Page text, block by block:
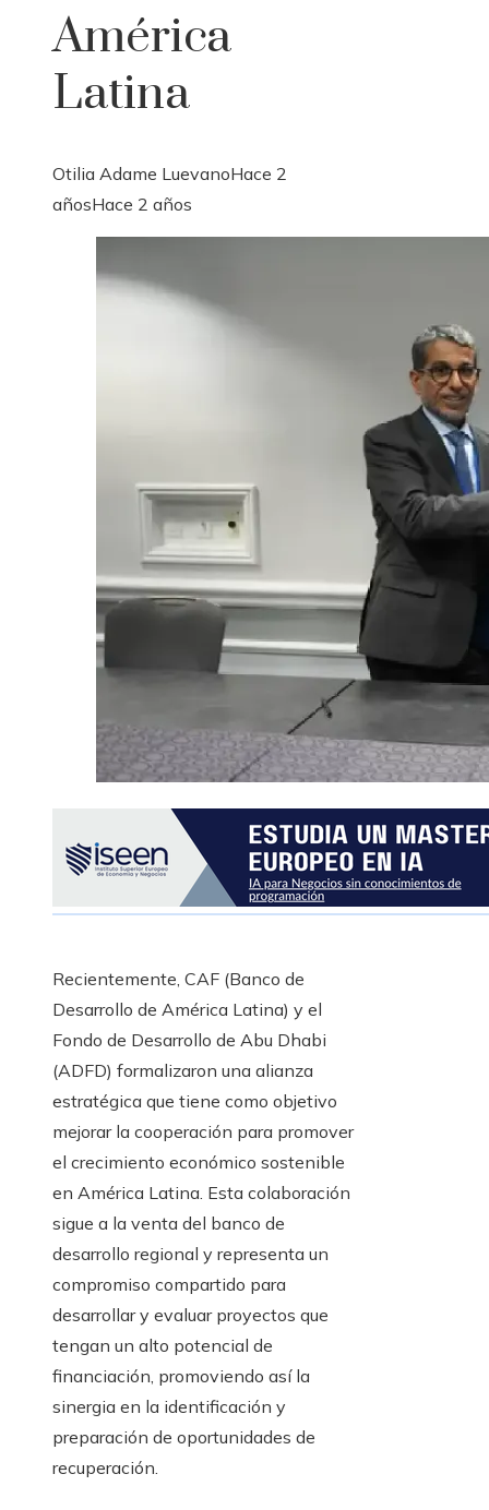
América
Latina
Otilia Adame LuevanoHace 2
añosHace 2 años
Recientemente, CAF (Banco de
Desarrollo de América Latina) y el
Fondo de Desarrollo de Abu Dhabi
(ADFD) formalizaron una alianza
estratégica que tiene como objetivo
mejorar la cooperación para promover
el crecimiento económico sostenible
en América Latina. Esta colaboración
sigue a la venta del banco de
desarrollo regional y representa un
compromiso compartido para
desarrollar y evaluar proyectos que
tengan un alto potencial de
financiación, promoviendo así la
sinergia en la identificación y
preparación de oportunidades de
recuperación.